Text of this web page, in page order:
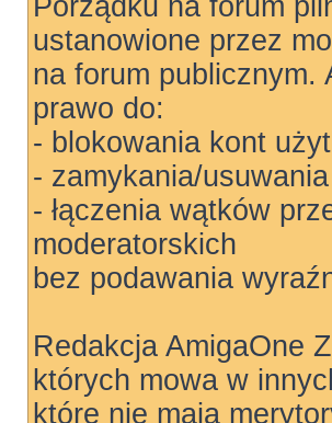
Porządku na forum
ustanowione przez
na forum publicznym.
prawo do:
- blokowania kont
- zamykania/
- łączenia wątków
moderatorskich
bez podawania
Redakcja AmigaOne
których mowa w
które nie mają